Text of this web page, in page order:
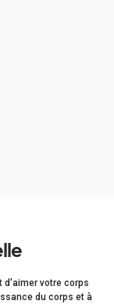
d'aimer votre corps
du corps et à